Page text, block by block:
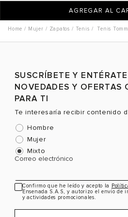
AGREGAR AL
Mujer Zapatos Tenis Tenis
SUSCRÍBETE Y
NOVEDADES Y OFERTAS
PARA TI
Te interesaría recibir contenido
Hombre
Mujer
Mixto
Correo electrónico
Confirmo que he leído y acepto la
Ensenada S.A.S, y autorizo el envío de
y actividades promocionales.